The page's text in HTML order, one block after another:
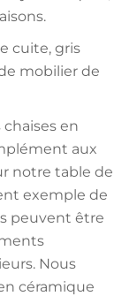
cuite, gris
mobilier de
en
aux
notre table de
exemple de
peuvent être
Nous
céramique